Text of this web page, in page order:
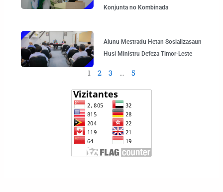
Konjunta no Kombinada
Alunu Mestradu Hetan Sosializasaun
Husi Ministru Defeza Timor-Leste
1 2 3 … 5